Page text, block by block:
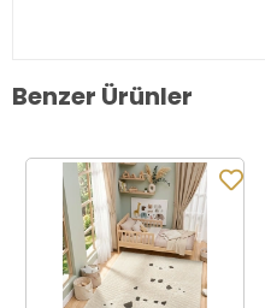
Benzer Ürünler